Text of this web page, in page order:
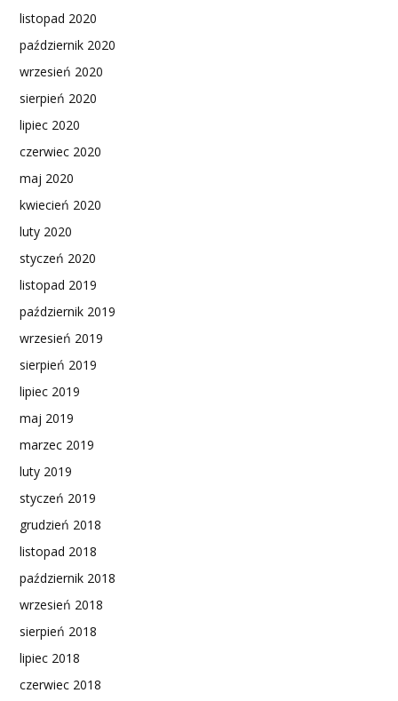
listopad 2020
październik 2020
wrzesień 2020
sierpień 2020
lipiec 2020
czerwiec 2020
maj 2020
kwiecień 2020
luty 2020
styczeń 2020
listopad 2019
październik 2019
wrzesień 2019
sierpień 2019
lipiec 2019
maj 2019
marzec 2019
luty 2019
styczeń 2019
grudzień 2018
listopad 2018
październik 2018
wrzesień 2018
sierpień 2018
lipiec 2018
czerwiec 2018